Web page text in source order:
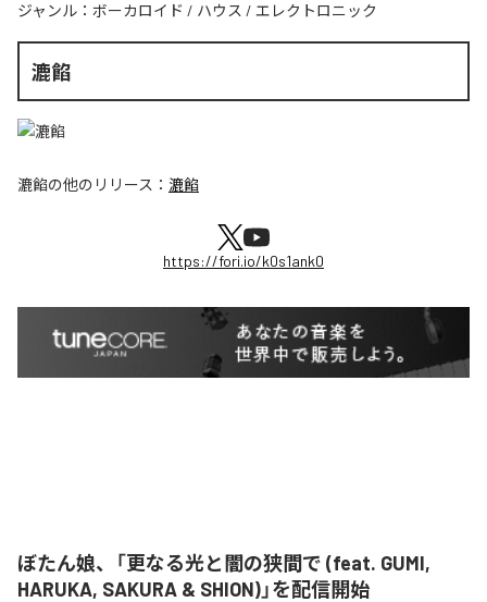
ジャンル： ボーカロイド / ハウス / エレクトロニック
漉餡
漉餡の他のリリース： 漉餡
https://fori.io/k0s1ank0
ぼたん娘、「更なる光と闇の狭間で (feat. GUMI,
HARUKA, SAKURA & SHION)」を配信開始